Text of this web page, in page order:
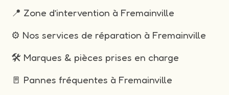
📍 Zone d’intervention à Fremainville
⚙️ Nos services de réparation à Fremainville
🛠️ Marques & pièces prises en charge
🚪 Pannes fréquentes à Fremainville